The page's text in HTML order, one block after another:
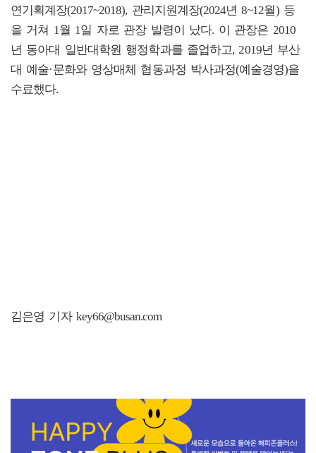
연기획계장(2017~2018), 관리지원계장(2024년 8~12월) 등
을 거쳐 1월 1일 자로 관장 발령이 났다. 이 관장은 2010
년 동아대 일반대학원 행정학과를 졸업하고, 2019년 부산
대 예술·문화와 영상매체 협동과정 박사과정(예술경영)을
수료했다.
김은영 기자 key66@busan.com